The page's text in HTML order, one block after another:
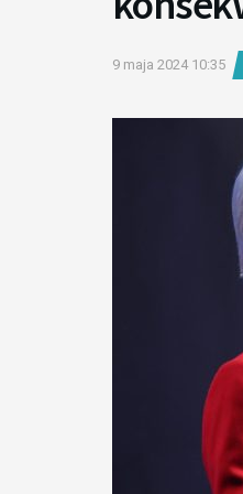
9 maja 2024 10:35